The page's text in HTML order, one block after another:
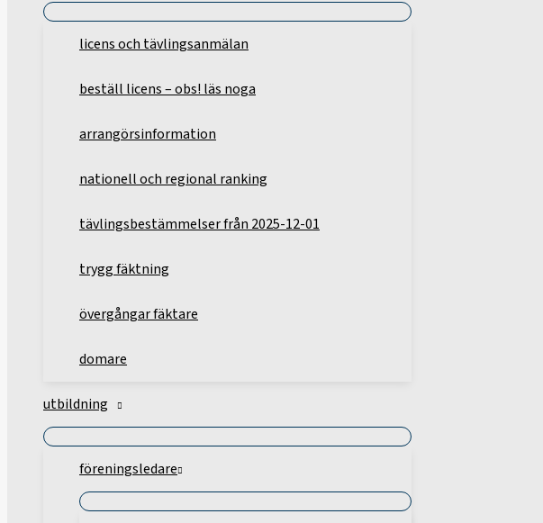
licens och tävlingsanmälan
beställ licens – obs! läs noga
arrangörsinformation
nationell och regional ranking
tävlingsbestämmelser från 2025-12-01
trygg fäktning
övergångar fäktare
domare
utbildning
föreningsledare